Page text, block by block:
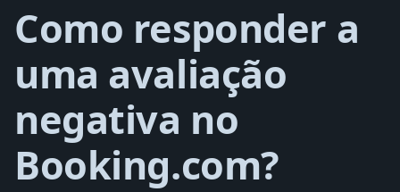
Como responder a
uma avaliação
negativa no
Booking.com?